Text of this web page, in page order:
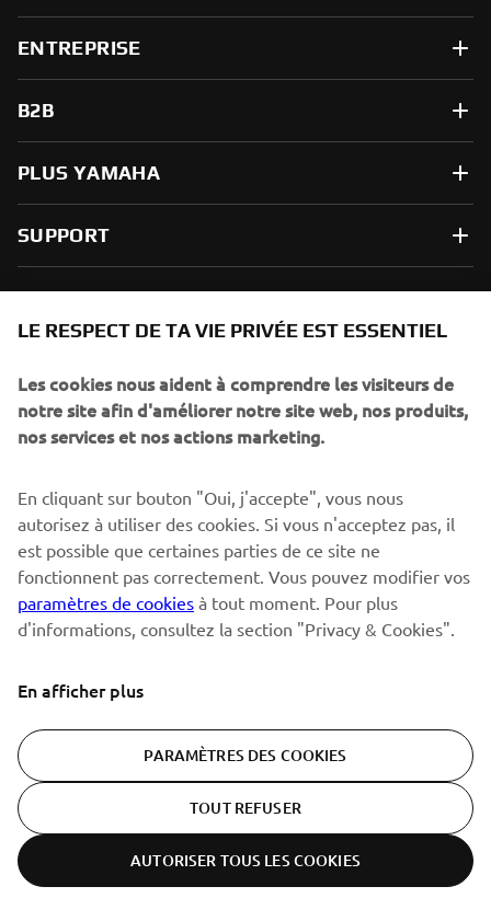
ENTREPRISE
B2B
PLUS YAMAHA
SUPPORT
spéciaux, les lancements de produits, etc.
S'ABONNER
Lisez notre politique de confidentialité pour savoir comment
nous traitons vos données personnelles : Politique de
Confidentialité
© Copyright - 2026 Yamaha Motor Europe N.V. - All Rights
Reserved
Politique de confidentialité
LE RESPECT DE TA VIE PRIVÉE EST ESSENTIEL
Les cookies nous aident à comprendre les visiteurs de
notre site afin d'améliorer notre site web, nos produits,
nos services et nos actions marketing.
En cliquant sur bouton "Oui, j'accepte", vous nous
autorisez à utiliser des cookies. Si vous n'acceptez pas, il
est possible que certaines parties de ce site ne
fonctionnent pas correctement. Vous pouvez modifier vos
paramètres de cookies à tout moment. Pour plus
d'informations, consultez la section "Privacy & Cookies".
En afficher plus
PARAMÈTRES DES COOKIES
TOUT REFUSER
AUTORISER TOUS LES COOKIES